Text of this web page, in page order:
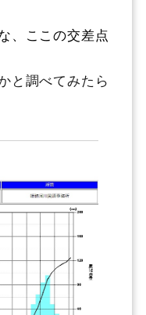
、ここの交差点
と調べてみたら